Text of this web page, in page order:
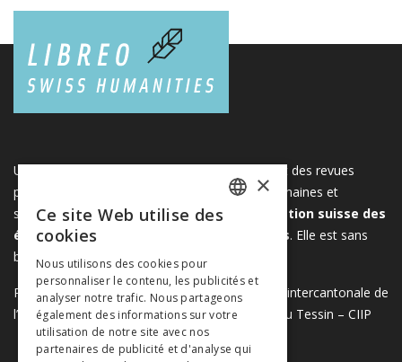
Une plateforme unique regroupant des livres et des revues
publiés par les éditeurs suisses de sciences humaines et
sociales. Libreo.ch est la propriété de l'
Association suisse des
éditeurs de sciences sociales et humaines. Elle est sans
but lucratif.www.editeurssuisses.ch
Projet réalisé avec le soutien de la Conférence intercantonale de
l’instruction publique de la Suisse romande et du Tessin – CIIP
ITALIAN
×
Ce site Web utilise des
cookies
Nous utilisons des cookies pour
personnaliser le contenu, les publicités et
analyser notre trafic. Nous partageons
également des informations sur votre
utilisation de notre site avec nos
partenaires de publicité et d'analyse qui